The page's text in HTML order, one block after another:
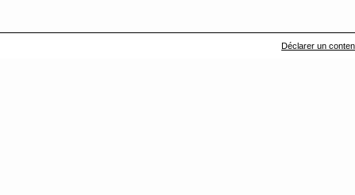
Déclarer un